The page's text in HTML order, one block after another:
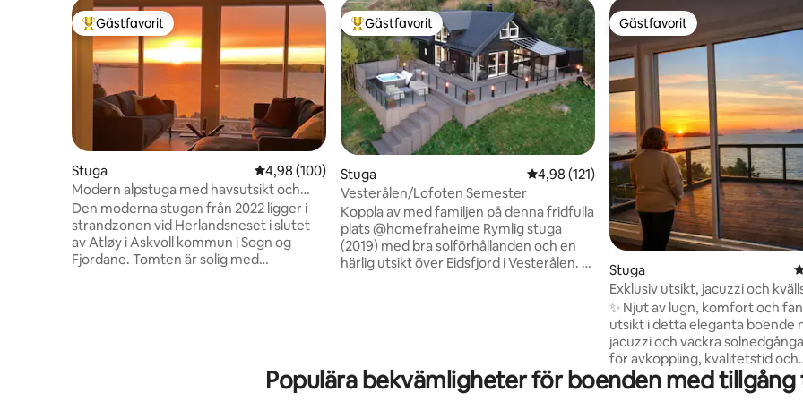
Populär gästfavorit
Gästfavorit
Stuga 4,98 av 5 i genomsnittligt betyg, 100 omdömen
4,98 (100)
Modern alpstuga med havsutsikt och
vackra solnedgångar
Den moderna stugan från 2022 ligger i
strandzonen vid Herlandsneset i slutet
av Atløy i Askvoll kommun i Sogn og
Fjordane. Tomten är solig med
Populär gästfavorit
Gästfavorit
Stuga 4,98 av 5 i genomsnittligt betyg, 121
4,98 (121)
Vesterålen/Lofoten Semester
Koppla av med familjen på denna fridfulla
plats @homefraheime Rymlig stuga
(2019) med bra solförhållanden och en
härlig utsikt över Eidsfjord i Vesterålen. 4
en utforskande semester i
Gästfavorit
Gästfavorit
Stuga
Exklusiv utsikt, jacuzzi och
✨ Njut av lugn, komfort och
utsikt i detta eleganta boende
jacuzzi och vackra
för avkoppling, kvalitetstid och
minnesvärda upplevelser –
det är inomhus eller utomhus. En plats du
Populära bekvämligheter för boenden med tillgång